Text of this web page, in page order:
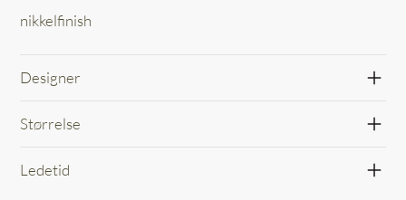
nikkelfinish
Designer
Størrelse
Ledetid